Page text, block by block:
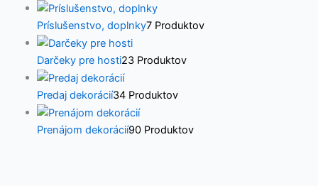
Príslušenstvo, doplnky7 Produktov
Darčeky pre hosti23 Produktov
Predaj dekorácií34 Produktov
Prenájom dekorácií90 Produktov